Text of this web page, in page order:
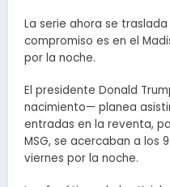
La serie ahora se
compromiso es en el
por la noche.
El presidente Donald
nacimiento— planea
entradas en la reventa,
MSG, se acercaban a los
viernes por la noche.